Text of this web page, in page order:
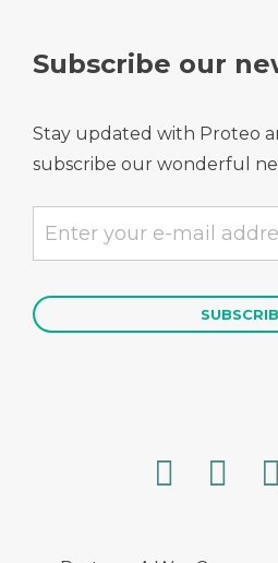
Subscribe our
Stay updated with Proteo
subscribe our wonderful